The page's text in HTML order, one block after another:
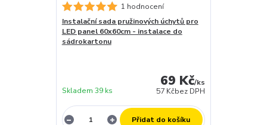
1 hodnocení
Instalační sada pružinových úchytů pro
LED panel 60x60cm - instalace do
sádrokartonu
69 Kč/ks
57 Kčbez DPH
Skladem 39 ks
Přidat do košíku